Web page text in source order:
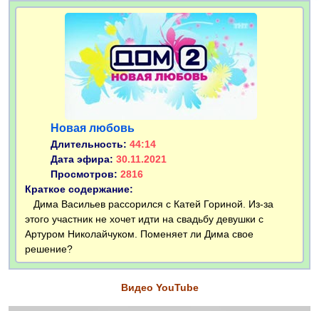
Новая любовь
Длительность: 44:14
Дата эфира: 30.11.2021
Просмотров: 2816
Краткое содержание:
Дима Васильев рассорился с Катей Гориной. Из-за
этого участник не хочет идти на свадьбу девушки с
Артуром Николайчуком. Поменяет ли Дима свое
решение?
Видео YouTube